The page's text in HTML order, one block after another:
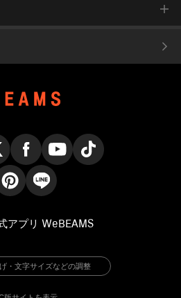
アプリ WeBEAMS
・文字サイズなどの調整